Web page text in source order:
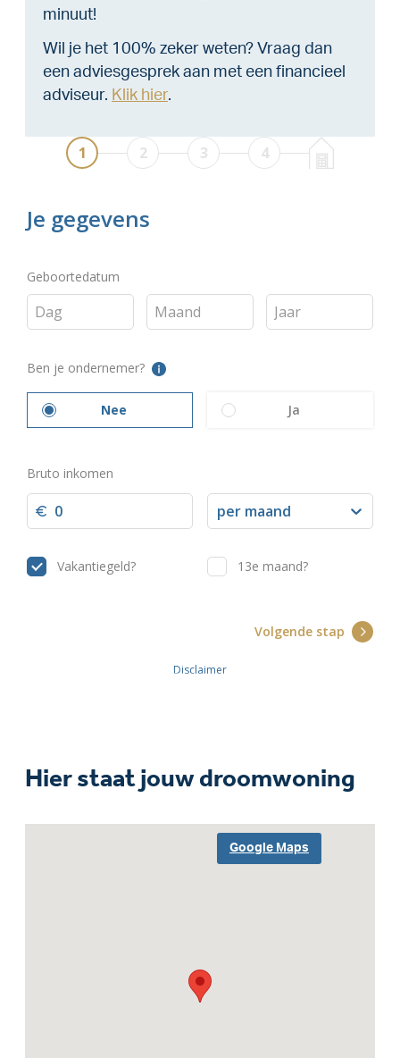
minuut!
Wil je het 100% zeker weten? Vraag dan
een adviesgesprek aan met een financieel
adviseur. Klik hier.
Hier staat jouw droomwoning
Google Maps